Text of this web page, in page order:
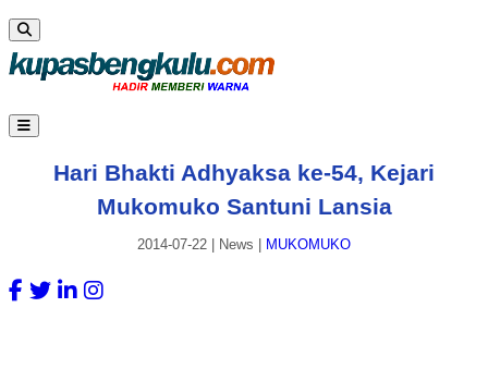
Hari Bhakti Adhyaksa ke-54, Kejari
Mukomuko Santuni Lansia
2014-07-22 News MUKOMUKO